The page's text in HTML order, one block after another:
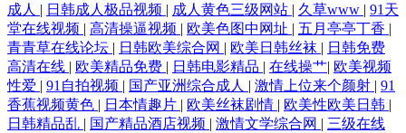
成人 | 日韩成人极品视频 | 成人黄色三级网站 | 久草www | 91天
堂在线视频 | 高清操逼视频 | 欧美色图中网址 | 五月亭亭丁香 |
青青草在线论坛 | 日韩欧美综合网 | 欧美日韩丝袜 | 日韩免费
高清在线 | 欧美精品免费 | 日韩电影精品 | 在线操艹| 欧美视频
性爱 | 91自拍视频 | 国产亚洲综合成人 | 激情上位来个颜射 | 91
香蕉视频黄色 | 日本情趣片 | 欧美丝袜剧情 | 欧美性欧美日韩 |
日韩精品乱 | 国产精品酒店视频 | 激情文学综合网 | 三级在线